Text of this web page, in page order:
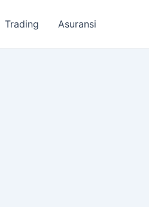
Trading Asuransi